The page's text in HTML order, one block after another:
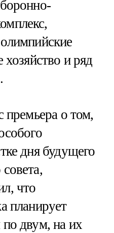
хозяйство и ряд
премьера о том,
дня будущего
что
планирует
двум, на их